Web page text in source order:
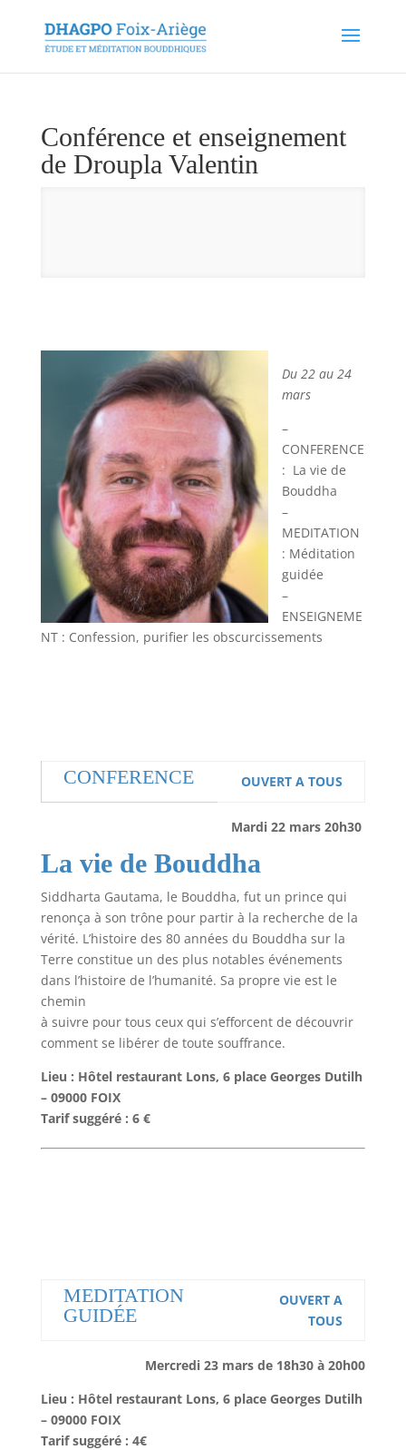
Conférence et enseignement
de Droupla Valentin
Du 22 au 24
mars
–
CONFERENCE
: La vie de
Bouddha
–
MEDITATION
: Méditation
guidée
–
ENSEIGNEME
NT : Confession, purifier les obscurcissements
CONFERENCE OUVERT A TOUS
Mardi 22 mars 20h30
La vie de Bouddha
Siddharta Gautama, le Bouddha, fut un prince qui
renonça à son trône pour partir à la recherche de la
vérité. L’histoire des 80 années du Bouddha sur la
Terre constitue un des plus notables événements
dans l’histoire de l’humanité. Sa propre vie est le
chemin
à suivre pour tous ceux qui s’efforcent de découvrir
comment se libérer de toute souffrance.
Lieu : Hôtel restaurant Lons, 6 place Georges Dutilh
– 09000 FOIX
Tarif suggéré : 6 €
MEDITATION
GUIDÉE
OUVERT A
TOUS
Mercredi 23 mars de 18h30 à 20h00
Lieu : Hôtel restaurant Lons, 6 place Georges Dutilh
– 09000 FOIX
Tarif suggéré : 4€